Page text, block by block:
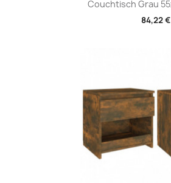
Couchtisch Grau
84,22 €
